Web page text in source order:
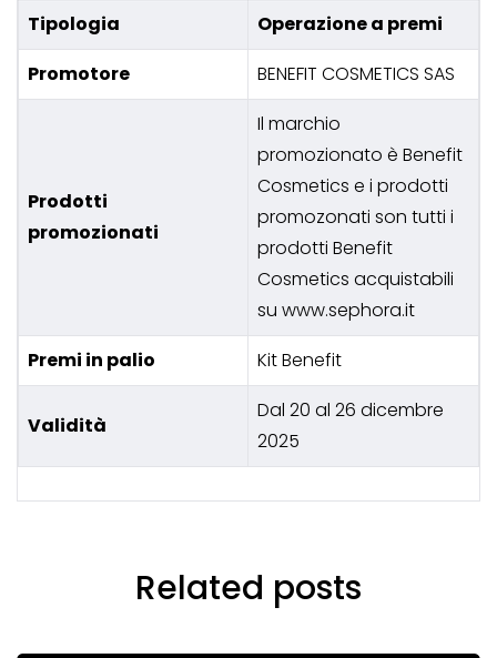
Tipologia
Operazione a premi
Promotore
BENEFIT COSMETICS SAS
Prodotti
promozionati
Il marchio
promozionato è Benefit
Cosmetics e i prodotti
promozonati son tutti i
prodotti Benefit
Cosmetics acquistabili
su www.sephora.it
Premi in palio
Kit Benefit
Validità
Dal 20 al 26 dicembre
2025
Related posts